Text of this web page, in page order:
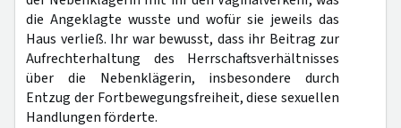
die Angeklagte wusste und wofür sie jeweils das
Haus verließ. Ihr war bewusst, dass ihr Beitrag zur
Aufrechterhaltung des Herrschaftsverhältnisses
über die Nebenklägerin, insbesondere durch
Entzug der Fortbewegungsfreiheit, diese sexuellen
Handlungen förderte.